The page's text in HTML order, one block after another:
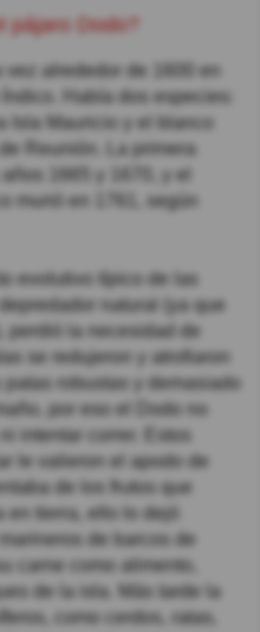
pájaro Dodo?
vez alrededor de 1600 en
Había dos especies:
Isla Mauricio y el blanco
Reunión. La primera
1665 y 1670, y el
murió en 1761, según
evolutivo típico de las
natural (ya que
perdió la necesidad de
se redujeron y atrofiaron
robustas y demasiado
por eso el Dodo no
intentar correr. Estos
le valieron el apodo de
de los frutos que
en tierra, ello lo dejó
de barcos de
carne como alimento,
de la isla. Más tarde la
como cerdos, ratas,